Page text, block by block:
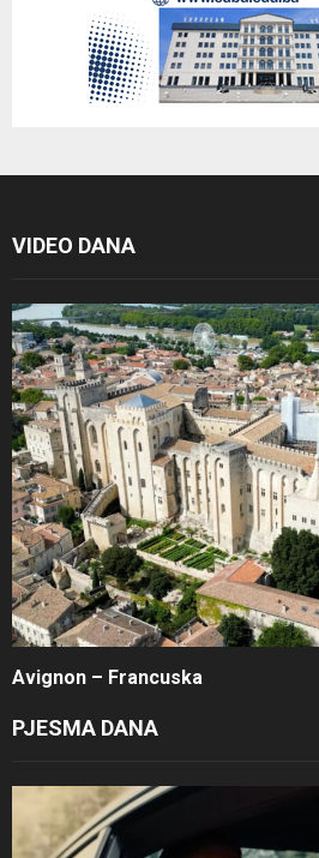
VIDEO DANA
Avignon – Francuska
PJESMA DANA